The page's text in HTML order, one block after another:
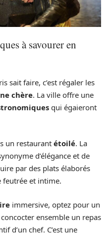
à savourer en
sait faire, c’est régaler les
chère. La ville offre une
qui égaieront
un restaurant étoilé. La
d’élégance et de
par des plats élaborés
feutrée et intime.
immersive, optez pour un
ensemble un repas
d’un chef. C’est une